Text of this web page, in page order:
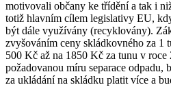
motivovali občany ke třídění a tak i
totiž hlavním cílem legislativy EU,
být dále využívány (recyklovány).
zvyšováním ceny skládkovného za 1
500 Kč až na 1850 Kč za tunu v roce
požadovanou míru separace odpadu,
za ukládání na skládku platit více a